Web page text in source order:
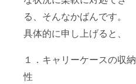
る、そんなかばんです。
具体的に申し上げると、
１．キャリーケースの収納
性